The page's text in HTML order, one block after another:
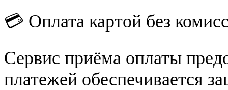
💳 Оплата картой без
Сервис приёма оплаты
платежей обеспечивается